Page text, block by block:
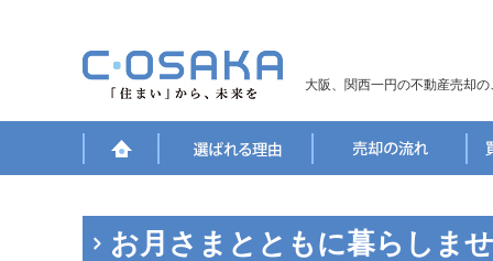
大阪、関西一円の不動産売却
お月さまとともに暮らしま